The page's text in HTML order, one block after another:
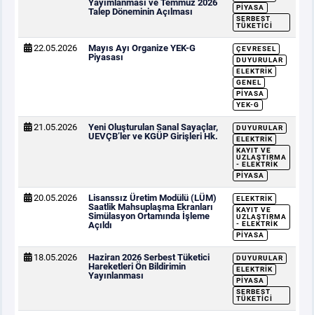
Yayımlanması ve Temmuz 2026
Talep Döneminin Açılması
PIYASA
SERBEST
TÜKETICI
22.05.2026
Mayıs Ayı Organize YEK-G
Piyasası
ÇEVRESEL
DUYURULAR
ELEKTRIK
GENEL
PIYASA
YEK-G
21.05.2026
Yeni Oluşturulan Sanal Sayaçlar,
UEVÇB’ler ve KGÜP Girişleri Hk.
DUYURULAR
ELEKTRIK
KAYIT VE
UZLAŞTIRMA
- ELEKTRIK
PIYASA
20.05.2026
Lisanssız Üretim Modülü (LÜM)
Saatlik Mahsuplaşma Ekranları
Simülasyon Ortamında İşleme
Açıldı
ELEKTRIK
KAYIT VE
UZLAŞTIRMA
- ELEKTRIK
PIYASA
18.05.2026
Haziran 2026 Serbest Tüketici
Hareketleri Ön Bildirimin
Yayınlanması
DUYURULAR
ELEKTRIK
PIYASA
SERBEST
TÜKETICI